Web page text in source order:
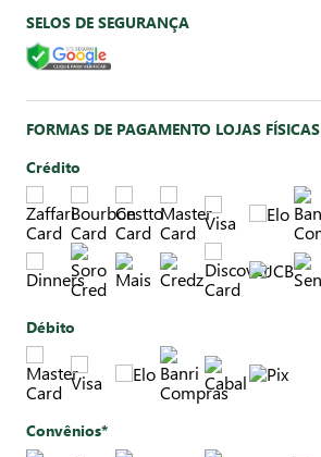
SELOS DE SEGURANÇA
FORMAS DE PAGAMENTO LOJAS FÍSICAS
Crédito
Débito
Convênios*